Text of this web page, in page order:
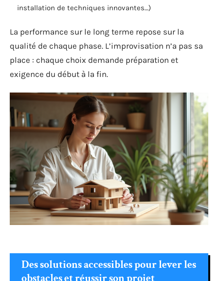
installation de techniques innovantes…)
La performance sur le long terme repose sur la
qualité de chaque phase. L’improvisation n’a pas sa
place : chaque choix demande préparation et
exigence du début à la fin.
Des solutions accessibles pour lever les